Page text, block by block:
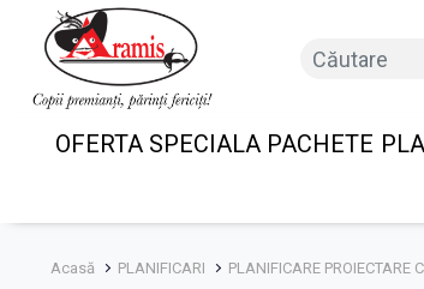
OFERTA SPECIALA PACHETE
Acasă PLANIFICARI PLANIFICARE PROIECTARE